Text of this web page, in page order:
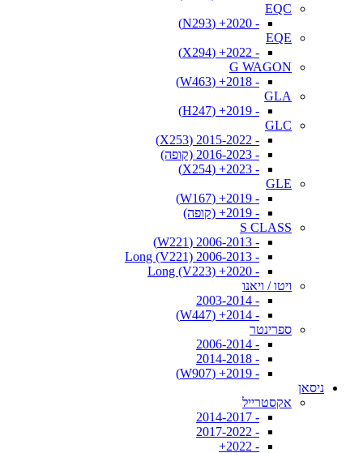
EQC
- 2020+ (N293)
EQE
- 2022+ (X294)
G WAGON
- 2018+ (W463)
GLA
- 2019+ (H247)
GLC
- 2015-2022 (X253)
- 2016-2023 (קופה)
- 2023+ (X254)
GLE
- 2019+ (W167)
- 2019+ (קופה)
S CLASS
- 2006-2013 (W221)
- 2006-2013 Long (V221)
- 2020+ Long (V223)
ויטו / ויאנו
- 2003-2014
- 2014+ (W447)
ספרינטר
- 2006-2014
- 2014-2018
- 2019+ (W907)
ניסאן
אקסטרייל
- 2014-2017
- 2017-2022
- 2022+